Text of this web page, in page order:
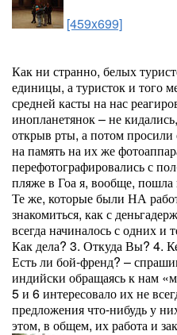
[459x699]
Как ни странно, белых
единицы, а туристок и того
средней касты на нас
инопланетянок – не
открыв рты, а потом просили
на память на их же
перефотографировались с
пляже в Гоа я, вообще, пошла
Те же, которые были НА
знакомиться, как с
всегда начиналось с одних
Как дела? 3. Откуда Вы? 4.
Есть ли бой-френд? –
индийски обращаясь к нам
5 и 6 интересовало их не
предложения что-нибудь у
этом, в общем, их работа и